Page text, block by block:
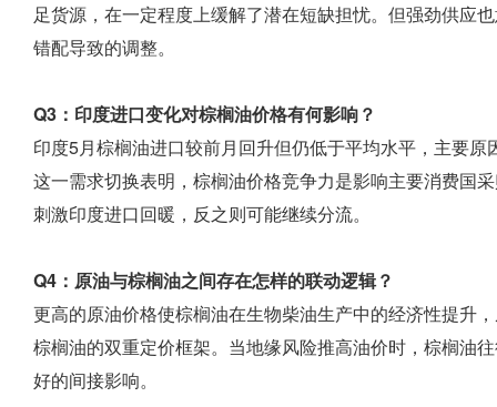
足货源，在一定程度上缓解了潜在短缺担忧。但强劲供应
错配导致的调整。
Q3：印度进口变化对棕榈油价格有何影响？
印度5月棕榈油进口较前月回升但仍低于平均水平，主要
这一需求切换表明，棕榈油价格竞争力是影响主要消费国
刺激印度进口回暖，反之则可能继续分流。
Q4：原油与棕榈油之间存在怎样的联动逻辑？
更高的原油价格使棕榈油在生物柴油生产中的经济性提升
棕榈油的双重定价框架。当地缘风险推高油价时，棕榈油
好的间接影响。